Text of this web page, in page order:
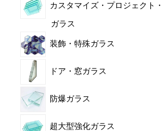
カスタマイズ・プロジェクト・
ガラス
装飾・特殊ガラス
ドア・窓ガラス
防爆ガラス
超大型強化ガラス